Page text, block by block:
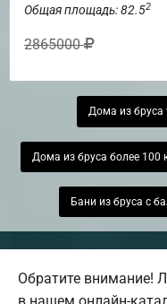
Общая площадь: 82.52
2865000
Дома из бруса
Дома из бруса более 100
Бани из бруса с
Обратите внимание!